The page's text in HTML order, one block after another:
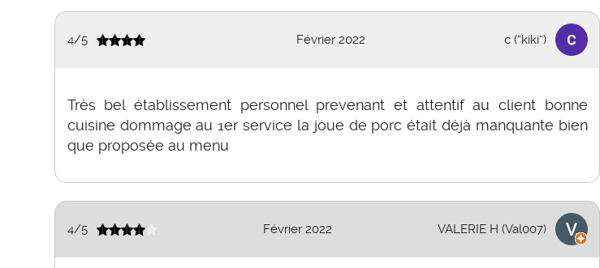
4/5 Février 2022 c (“kiki”)
Très bel établissement personnel prevenant et attentif au client bonne
cuisine dommage au 1er service la joue de porc était déjà manquante bien
que proposée au menu
4/5 Février 2022 VALERIE H (Val007)